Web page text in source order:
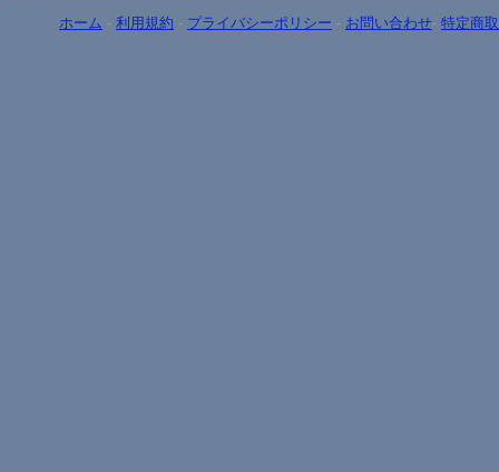
ホーム - 利用規約 - プライバシーポリシー - お問い合わせ- 特定商